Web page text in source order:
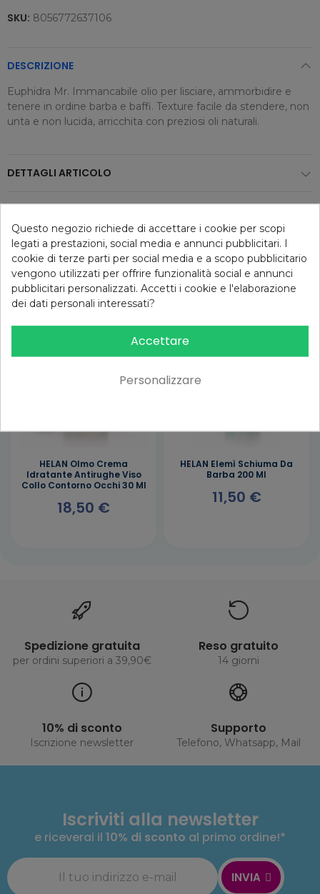
SKU: 8056772637106
DESCRIZIONE
Euphidra Mr. Immancabile olio per lisciare, ammorbidire e
tenere in ordine barba e baffi. Texture facile da stendere, non
unta e non lucida, arricchita con preziosi oli naturali.
DETTAGLI ARTICOLO
Consigliati per te
HELAN Olmo Crema
Idratante Antirughe Viso
Collo Contorno Occhi 30 Ml
18,50 €
HELAN Elemì Schiuma Da
Barba 200 Ml
11,50 €
Spedizione gratuita
per ordini superiori a 39,90€
Reso gratuito
14 giorni
10% di sconto
Iscrizione newsletter
Supporto
Telefono, Whatsapp, Mail
Iscriviti alla newsletter
e riceverai il 10% di sconto al primo ordine!*
INVIA
Questo negozio richiede di accettare i cookie per scopi
legati a prestazioni, social media e annunci pubblicitari. I
cookie di terze parti per social media e a scopo pubblicitario
vengono utilizzati per offrire funzionalità social e annunci
pubblicitari personalizzati. Accetti i cookie e l'elaborazione
dei dati personali interessati?
Accettare
Personalizzare